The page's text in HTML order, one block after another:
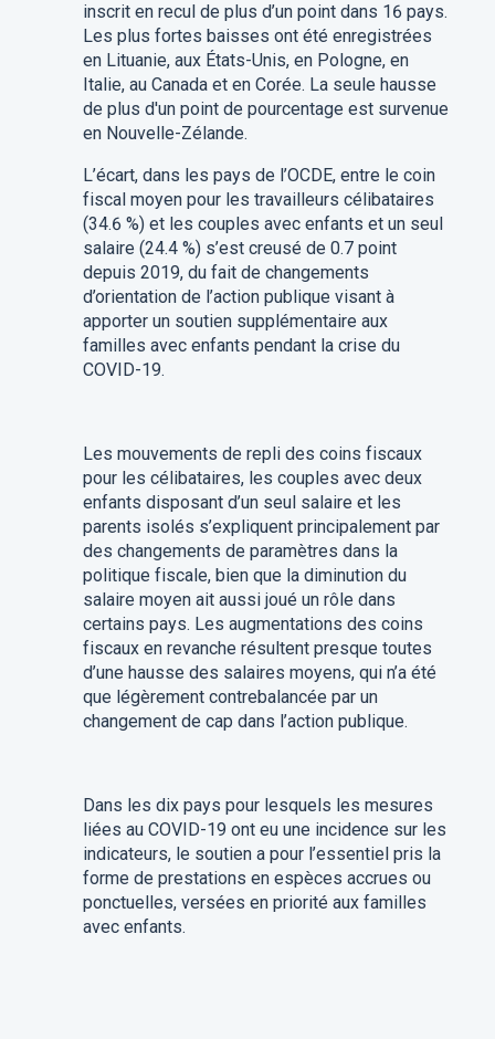
inscrit en recul de plus d’un point dans 16 pays.
Les plus fortes baisses ont été enregistrées
en Lituanie, aux États-Unis, en Pologne, en
Italie, au Canada et en Corée. La seule hausse
de plus d'un point de pourcentage est survenue
en Nouvelle-Zélande.
L’écart, dans les pays de l’OCDE, entre le coin
fiscal moyen pour les travailleurs célibataires
(34.6 %) et les couples avec enfants et un seul
salaire (24.4 %) s’est creusé de 0.7 point
depuis 2019, du fait de changements
d’orientation de l’action publique visant à
apporter un soutien supplémentaire aux
familles avec enfants pendant la crise du
COVID-19.
Les mouvements de repli des coins fiscaux
pour les célibataires, les couples avec deux
enfants disposant d’un seul salaire et les
parents isolés s’expliquent principalement par
des changements de paramètres dans la
politique fiscale, bien que la diminution du
salaire moyen ait aussi joué un rôle dans
certains pays. Les augmentations des coins
fiscaux en revanche résultent presque toutes
d’une hausse des salaires moyens, qui n’a été
que légèrement contrebalancée par un
changement de cap dans l’action publique.
Dans les dix pays pour lesquels les mesures
liées au COVID-19 ont eu une incidence sur les
indicateurs, le soutien a pour l’essentiel pris la
forme de prestations en espèces accrues ou
ponctuelles, versées en priorité aux familles
avec enfants.